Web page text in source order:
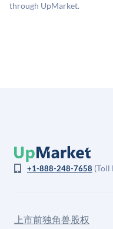
through UpMarket.
+1-888-248-7658 (Toll
上市前独角兽股权